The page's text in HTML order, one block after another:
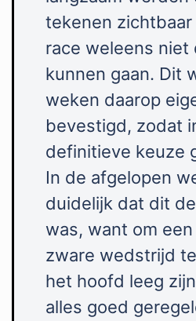
tekenen
race weleens niet
kunnen gaan. Dit
weken daarop
bevestigd, zodat
definitieve keuze
In de afgelopen
duidelijk dat dit
was, want om
zware wedstrijd
het hoofd leeg
alles goed